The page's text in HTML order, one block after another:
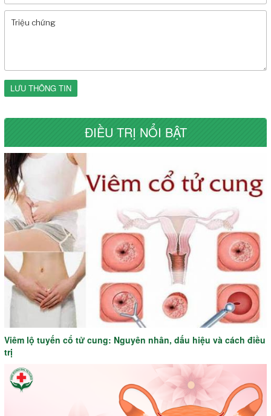
LƯU THÔNG TIN
ĐIỀU TRỊ NỔI BẬT
Viêm lộ tuyến cổ tử cung: Nguyên nhân, dấu hiệu và cách điều
trị